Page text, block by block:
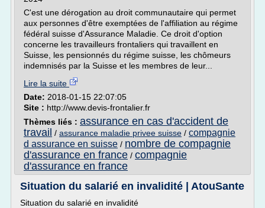
C'est une dérogation au droit communautaire qui permet
aux personnes d'être exemptées de l'affiliation au régime
fédéral suisse d'Assurance Maladie. Ce droit d'option
concerne les travailleurs frontaliers qui travaillent en
Suisse, les pensionnés du régime suisse, les chômeurs
indemnisés par la Suisse et les membres de leur...
Lire la suite
Date: 2018-01-15 22:07:05
Site : http://www.devis-frontalier.fr
Thèmes liés : assurance en cas d'accident de
travail / assurance maladie privee suisse / compagnie
d assurance en suisse / nombre de compagnie
d'assurance en france / compagnie
d'assurance en france
Situation du salarié en invalidité | AtouSante
Situation du salarié en invalidité